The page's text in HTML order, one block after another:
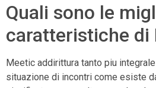
Quali sono le
caratteristiche di
Meetic addirittura tanto piu
situazione di incontri come esiste